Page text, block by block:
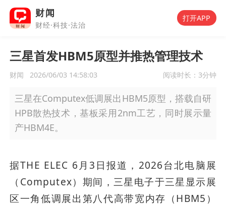
财闻
财经·科技·法治
打开APP
三星首发HBM5原型并推热管理技术
财闻 2026/06/03 14:58:03 阅读时长： 3分钟
三星在Computex低调展出HBM5原型，搭载自研
HPB散热技术，基板采用2nm工艺，同时展示量
产HBM4E。
据THE ELEC 6月3日报道，2026台北电脑展
（Computex）期间，三星电子于三星显示展
区一角低调展出第八代高带宽内存（HBM5）